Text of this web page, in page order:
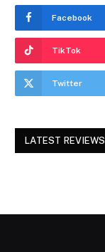
Facebook
TikTok
Twitter
LATEST REVIEWS